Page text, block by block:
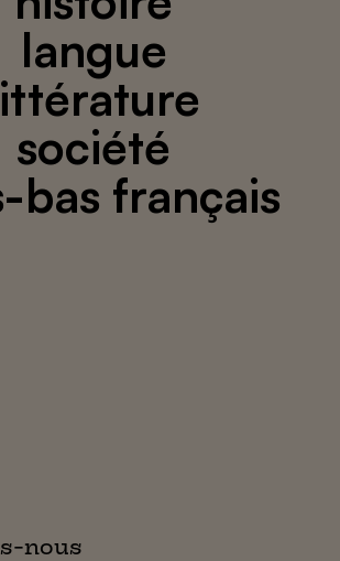
langue
société
bas français
nous